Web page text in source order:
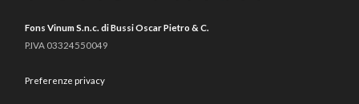
Fons Vinum S.n.c. di Bussi Oscar Pietro & C.
P.IVA 03324550049
Preferenze privacy